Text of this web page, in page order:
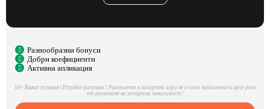
Разнообразни бонуси
Добри коефициенти
Активна апликация
18+ Важат условия | Играйте разумно |
Участието в хазартни игри не е само забавление и крие риск
от развиване на хазартна зависимост!